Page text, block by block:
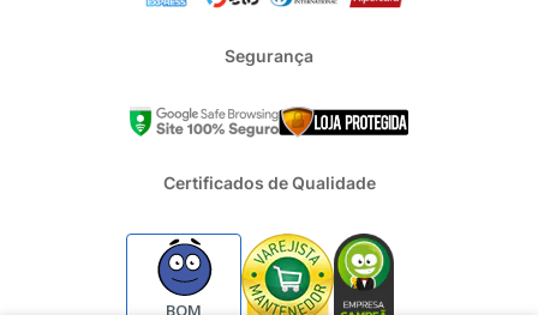
Segurança
Certificados de Qualidade
BOM